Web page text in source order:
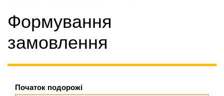
Формування
замовлення
Початок подорожі